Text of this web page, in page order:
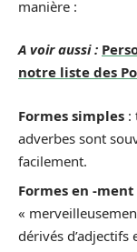
manière :
A voir aussi :
notre liste des
Formes simples :
adverbes sont
facilement.
Formes en -ment
«
dérivés